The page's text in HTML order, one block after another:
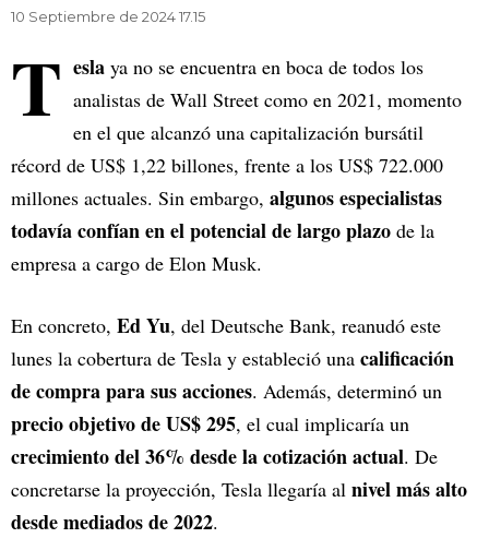
10 Septiembre de 2024 17.15
T esla ya no se encuentra en boca de todos los
analistas de Wall Street como en 2021, momento
en el que alcanzó una capitalización bursátil
récord de US$ 1,22 billones, frente a los US$ 722.000
millones actuales. Sin embargo, algunos especialistas
todavía confían en el potencial de largo plazo de la
empresa a cargo de Elon Musk.
En concreto, Ed Yu, del Deutsche Bank, reanudó este
lunes la cobertura de Tesla y estableció una calificación
de compra para sus acciones. Además, determinó un
precio objetivo de US$ 295, el cual implicaría un
crecimiento del 36% desde la cotización actual. De
concretarse la proyección, Tesla llegaría al nivel más alto
desde mediados de 2022.